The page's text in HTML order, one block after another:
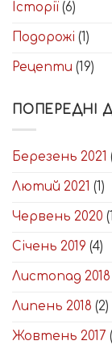
Історії (6)
Подорожі (1)
Рецепти (19)
ПОПЕРЕДНІ
Березень 2021
Лютий 2021 (1)
Червень 2020
Січень 2019 (4)
Листопад 2018
Липень 2018 (2)
Жовтень 2017